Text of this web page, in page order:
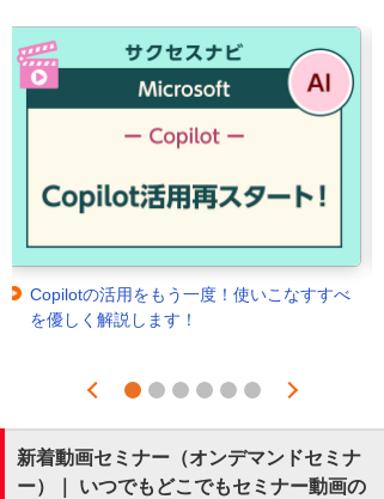
Copilotの活用をもう一度！使いこなすすべ
を優しく解説します！
Prev
1 2 3 4 5 6
Next
新着動画セミナー（オンデマンドセミナ
ー）｜ いつでもどこでもセミナー動画の